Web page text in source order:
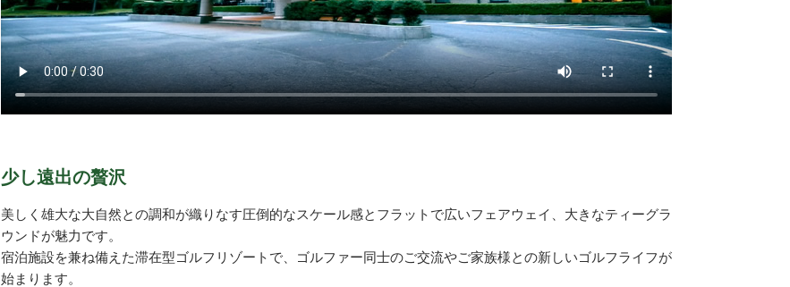
少し遠出の贅沢
美しく雄大な大自然との調和が織りなす圧倒的なスケール感とフラットで広いフェアウェイ、大きなティーグラ
ウンドが魅力です。
宿泊施設を兼ね備えた滞在型ゴルフリゾートで、ゴルファー同士のご交流やご家族様との新しいゴルフライフが
始まります。